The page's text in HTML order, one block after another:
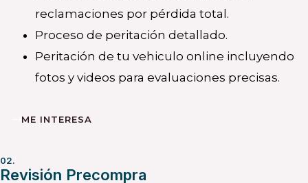
reclamaciones por pérdida total.
Proceso de peritación detallado.
Peritación de tu vehiculo online incluyendo
fotos y videos para evaluaciones precisas.
ME INTERESA
02.
Revisión Precompra